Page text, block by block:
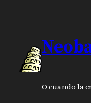
contenido
O cuando la